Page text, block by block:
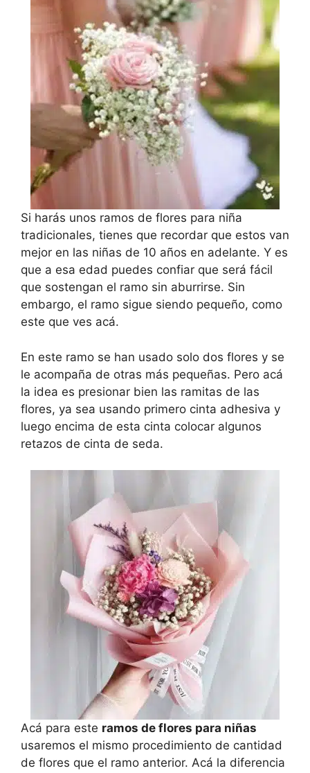
Si harás unos ramos de flores para niña
tradicionales, tienes que recordar que estos van
mejor en las niñas de 10 años en adelante. Y es
que a esa edad puedes confiar que será fácil
que sostengan el ramo sin aburrirse. Sin
embargo, el ramo sigue siendo pequeño, como
este que ves acá.
En este ramo se han usado solo dos flores y se
le acompaña de otras más pequeñas. Pero acá
la idea es presionar bien las ramitas de las
flores, ya sea usando primero cinta adhesiva y
luego encima de esta cinta colocar algunos
retazos de cinta de seda.
Acá para este ramos de flores para niñas
usaremos el mismo procedimiento de cantidad
de flores que el ramo anterior. Acá la diferencia